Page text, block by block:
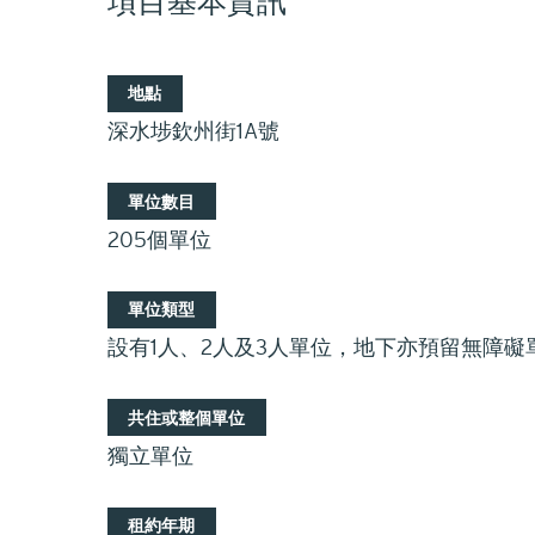
地點
深水埗欽州街1A號
單位數目
205個單位
單位類型
設有1人、2人及3人單位，地下亦預留無障礙
共住或整個單位
獨立單位
租約年期